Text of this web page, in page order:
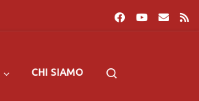
CHI SIAMO